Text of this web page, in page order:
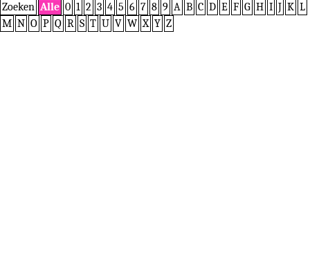
Zoeken Alle 0 1 2 3 4 5 6 7 8 9 A B C D E F G H I J K L
M N O P Q R S T U V W X Y Z